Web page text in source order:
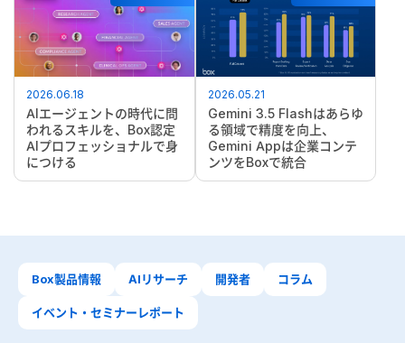
2026.06.18
AIエージェントの時代に問
われるスキルを、Box認定
AIプロフェッショナルで身
につける
2026.05.21
Gemini 3.5 Flashはあらゆ
る領域で精度を向上、
Gemini Appは企業コンテ
ンツをBoxで統合
Box製品情報 AIリサーチ 開発者 コラム
イベント・セミナーレポート